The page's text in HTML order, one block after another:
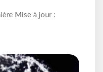
Mise à jour :